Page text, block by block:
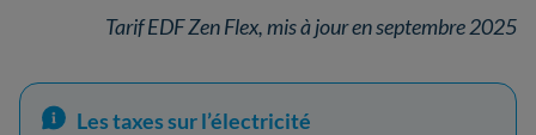
Tarif EDF Zen Flex, mis à jour en septembre 2025
Les taxes sur l’électricité